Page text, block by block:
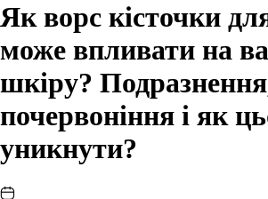
Як ворс кісточки
може впливати на
шкіру?
почервоніння і як
уникнути?